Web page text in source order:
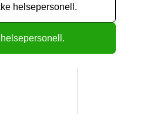
helsepersonell.